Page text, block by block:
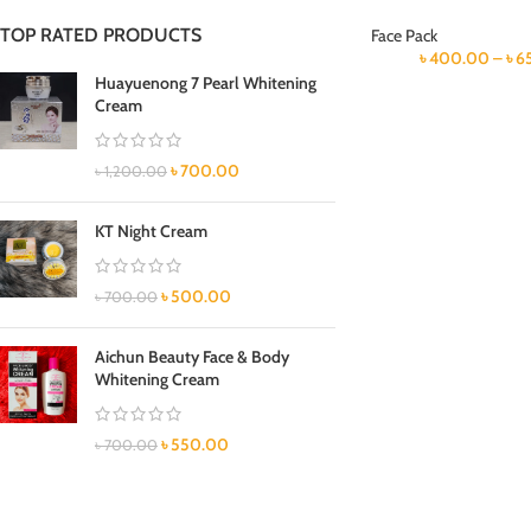
TOP RATED PRODUCTS
Huayuenong 7 Pearl Whitening
Cream
৳1,200.00 ৳700.00
KT Night Cream
৳700.00 ৳500.00
Aichun Beauty Face & Body
Whitening Cream
৳700.00 ৳550.00
Face Pack
৳400.00 –৳